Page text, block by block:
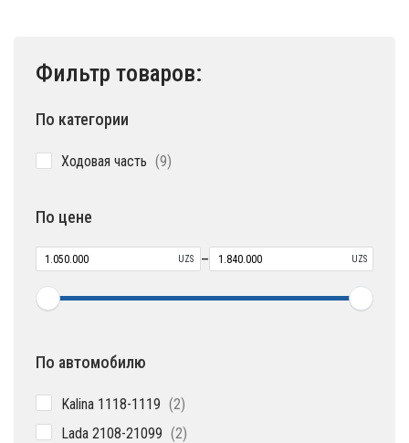
Фильтр товаров:
По категории
Ходовая часть 99
По цене
UZS – UZS
По автомобилю
Kalina 1118-1119 22
Lada 2108-21099 22